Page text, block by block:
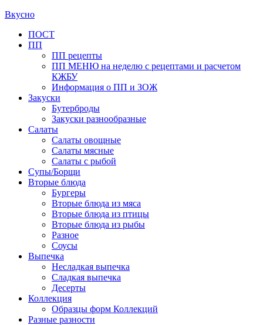
Вкусно
Primary
Menu
ПОСТ
ПП
ПП рецепты
ПП МЕНЮ на неделю с рецептами и расчетом
КЖБУ
Информация о ПП и ЗОЖ
Закуски
Бутерброды
Закуски разнообразные
Салаты
Салаты овощные
Салаты мясные
Салаты с рыбой
Супы/Борщи
Вторые блюда
Бургеры
Вторые блюда из мяса
Вторые блюда из птицы
Вторые блюда из рыбы
Разное
Соусы
Выпечка
Несладкая выпечка
Сладкая выпечка
Десерты
Коллекция
Образцы форм Коллекций
Разные разности